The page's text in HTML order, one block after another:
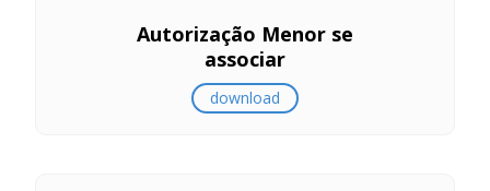
Autorização Menor se
associar
download